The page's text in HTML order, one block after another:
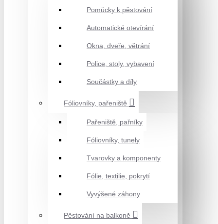
Pomůcky k pěstování
Automatické otevírání
Okna, dveře, větrání
Police, stoly, vybavení
Součástky a díly
Fóliovníky, pařeniště
Pařeniště, pařníky
Fóliovníky, tunely
Tvarovky a komponenty
Fólie, textilie, pokrytí
Vyvýšené záhony
Pěstování na balkoně